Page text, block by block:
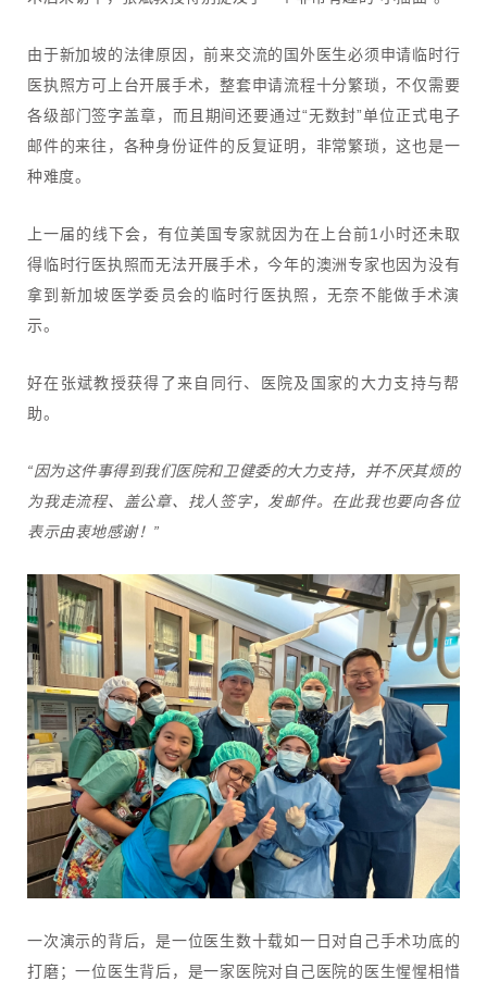
由于新加坡的法律原因，前来交流的国外医生必须申请临时行
医执照方可上台开展手术，整套申请流程十分繁琐，不仅需要
各级部门签字盖章，而且期间还要通过“无数封”单位正式电子
邮件的来往，各种身份证件的反复证明，非常繁琐，这也是一
种难度。
上一届的线下会，有位美国专家就因为在上台前1小时还未取
得临时行医执照而无法开展手术，今年的澳洲专家也因为没有
拿到新加坡医学委员会的临时行医执照，无奈不能做手术演
示。
好在张斌教授获得了来自同行、医院及国家的大力支持与帮
助。
“因为这件事得到我们医院和卫健委的大力支持，并不厌其烦的
为我走流程、盖公章、找人签字，发邮件。在此我也要向各位
表示由衷地感谢！”
一次演示的背后，是一位医生数十载如一日对自己手术功底的
打磨；一位医生背后，是一家医院对自己医院的医生惺惺相惜